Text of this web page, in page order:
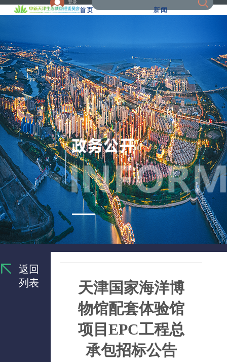
登录
首页 新闻
返回
列表
天津国家海洋博
物馆配套体验馆
项目EPC工程总
承包招标公告